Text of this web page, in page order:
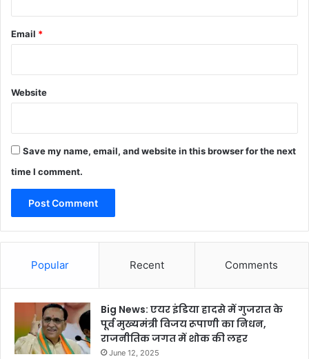
Email *
Website
Save my name, email, and website in this browser for the next
time I comment.
Popular Recent Comments
Big News: एयर इंडिया हादसे में गुजरात के
पूर्व मुख्यमंत्री विजय रूपाणी का निधन,
राजनीतिक जगत में शोक की लहर
June 12, 2025